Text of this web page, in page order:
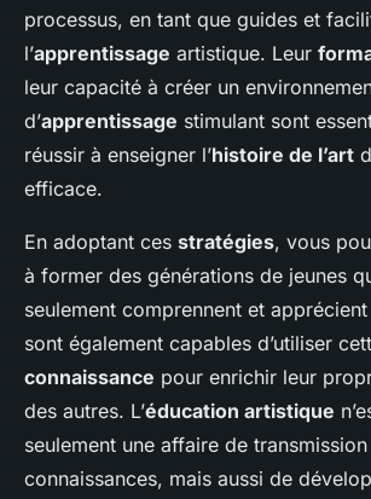
processus, en tant que guides et
l’apprentissage artistique. Leur
leur capacité à créer un
d’apprentissage stimulant sont
réussir à enseigner l’histoire de l’art
efficace.
En adoptant ces stratégies, vous
à former des générations de jeunes
seulement comprennent et apprécient
sont également capables d’utiliser
connaissance pour enrichir leur
des autres. L’éducation artistique
seulement une affaire de
connaissances, mais aussi de